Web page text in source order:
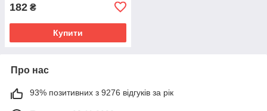
182 ₴
Купити
Про нас
93% позитивних з 9276 відгуків за рік